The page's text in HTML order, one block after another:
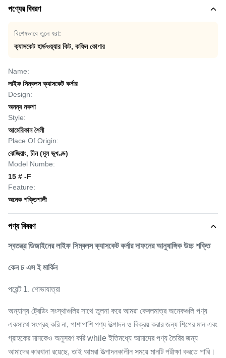
পণ্যের বিবরণ
বিশেষভাবে তুলে ধরা:
ক্যাসকেট হার্ডওয়্যার কিট, কফিন কোণার
Name:
লাইফ সিম্বলস ক্যাসকেট কর্নার
Design:
অনন্য নকশা
Style:
আমেরিকান শৈলী
Place Of Origin:
ঝেজিয়াং, চীন (মূল ভূখণ্ড)
Model Numbe:
15 # -F
Feature:
অনেক শক্তিশালী
পণ্য বিবরণ
স্বতন্ত্র ডিজাইনের লাইফ সিম্বলস ক্যাসকেট কর্নার দাফনের আনুষাঙ্গিক উচ্চ শক্তি
কেন চ এস ই মার্কিন
পয়েন্ট 1. শোভাযাত্রা
অন্যান্য ট্রেডিং সংস্থাগুলির সাথে তুলনা করে আমরা কেবলমাত্র অনেকগুলি পণ্য
একসাথে সংগ্রহ করি না, পাশাপাশি পণ্য উত্পাদন ও বিক্রয় করার জন্য শিল্পের মান এবং
গ্রাহকের মানকেও অনুসরণ করি while ইতিমধ্যে আমাদের পণ্য তৈরির জন্য
আমাদের কারখানা রয়েছে, তাই আমরা উত্পাদনকালীন সময়ে মানটি পরীক্ষা করতে পারি।